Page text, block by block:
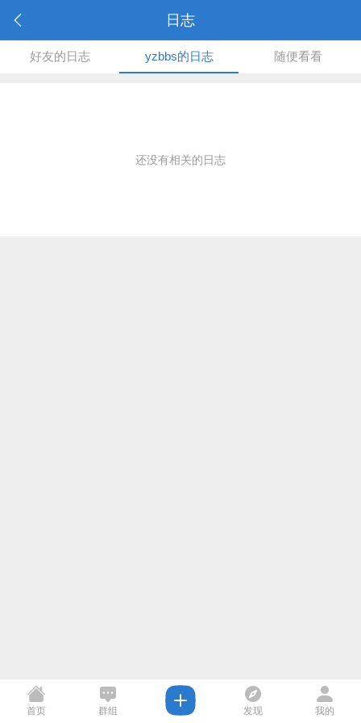
日志
好友的日志 yzbbs的日志 随便看看
还没有相关的日志
首页 群组 发现 我的